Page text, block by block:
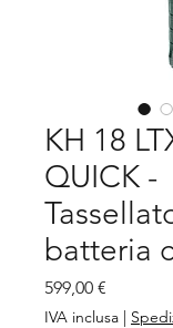
KH 18
QUICK -
batteria
599,00 €
IVA inclusa |